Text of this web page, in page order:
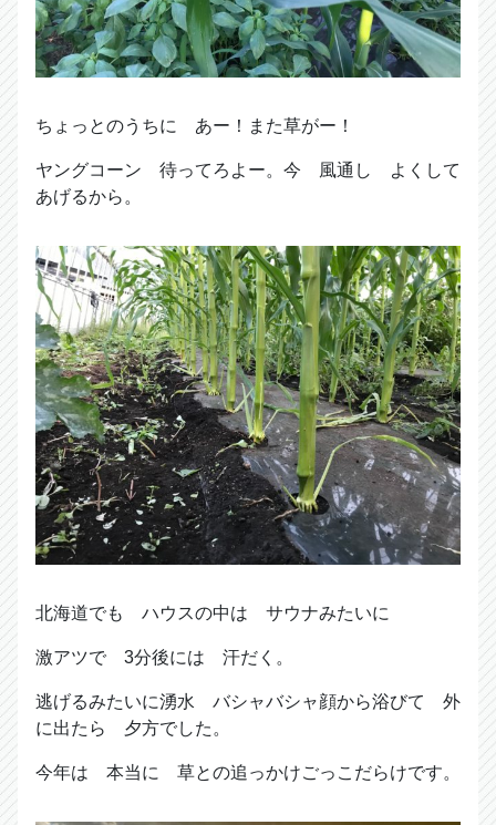
ちょっとのうちに あー！また草がー！
ヤングコーン 待ってろよー。今 風通し よくして
あげるから。
北海道でも ハウスの中は サウナみたいに
激アツで 3分後には 汗だく。
逃げるみたいに湧水 バシャバシャ顔から浴びて 外
に出たら 夕方でした。
今年は 本当に 草との追っかけごっこだらけです。